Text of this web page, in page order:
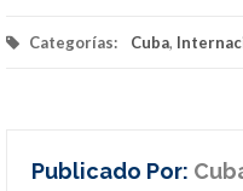
Categorías: Cuba,
Publicado Por: